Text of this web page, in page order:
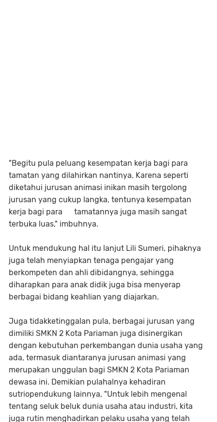
"Begitu pula peluang kesempatan kerja bagi para
tamatan yang dilahirkan nantinya. Karena seperti
diketahui jurusan animasi inikan masih tergolong
jurusan yang cukup langka, tentunya kesempatan
kerja bagi para tamatannya juga masih sangat
terbuka luas," imbuhnya.
Untuk mendukung hal itu lanjut Lili Sumeri, pihaknya
juga telah menyiapkan tenaga pengajar yang
berkompeten dan ahli dibidangnya, sehingga
diharapkan para anak didik juga bisa menyerap
berbagai bidang keahlian yang diajarkan.
Juga tidakketinggalan pula, berbagai jurusan yang
dimiliki SMKN 2 Kota Pariaman juga disinergikan
dengan kebutuhan perkembangan dunia usaha yang
ada, termasuk diantaranya jurusan animasi yang
merupakan unggulan bagi SMKN 2 Kota Pariaman
dewasa ini. Demikian pulahalnya kehadiran
sutriopendukung lainnya, "Untuk lebih mengenal
tentang seluk beluk dunia usaha atau industri, kita
juga rutin menghadirkan pelaku usaha yang telah